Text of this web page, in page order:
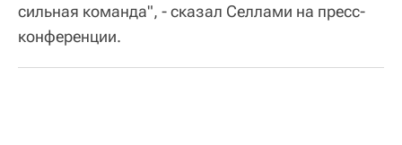
сильная команда", - сказал Селлами на пресс-
конференции.